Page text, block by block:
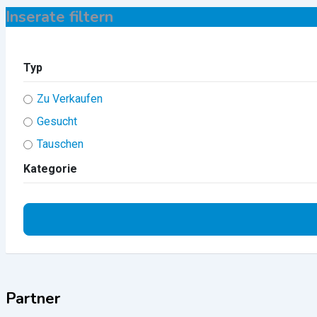
Inserate filtern
Typ
Zu Verkaufen
Gesucht
Tauschen
Kategorie
Partner